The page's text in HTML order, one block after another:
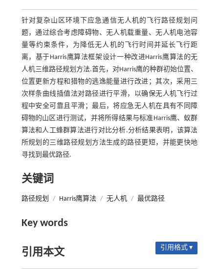
针对复杂山区环境下应急通信无人机的飞行路径规划问
题，通过综合考虑障碍物、无人机载重量、无人机电池容
量等约束条件，为降低无人机的飞行时间并延长飞行距
离，基于Harris鹰算法框架设计一种改进Harris鹰算法的无
人机三维路径规划方法.首先，对Harris鹰的种群初始位置、
位置更新方程和猎物的逃逸能量进行改进；其次，采用三
次样条曲线插值法对路径进行平滑，以确保无人机飞行过
程中安全可靠且平滑；最后，将应急无人机在具有不同障
碍物的山区进行测试，并将所得结果与标准Harris鹰、蚁群
算法和人工蜂群算法进行对比分析.分析结果表明，该算法
所规划的三维路径规划方法生成的路径更短，并能更快地
寻找到最优路径.
关键词
路径规划 / Harris鹰算法 / 无人机 / 最优路径
Key words
引用本文 引用格式 ▾